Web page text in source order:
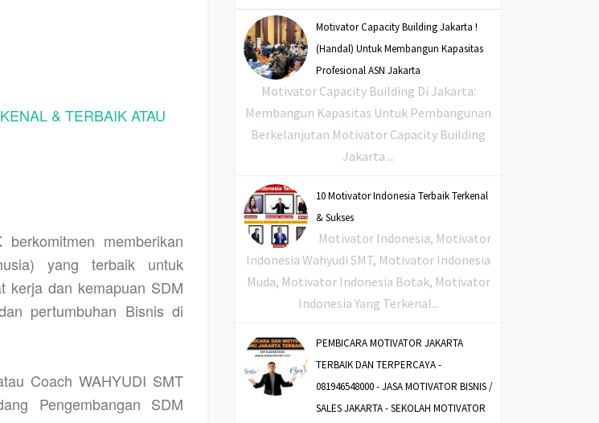
& TERBAIK ATAU
memberikan
yang terbaik untuk
kerja dan kemapuan SDM
pertumbuhan Bisnis di
Coach WAHYUDI SMT
Pengembangan SDM
Motivator Capacity Building Jakarta !
(Handal) Untuk Membangun Kapasitas
Profesional ASN Jakarta
Motivator Capacity Building Di Jakarta:
Membangun Kapasitas Untuk Pembangunan
Berkelanjutan Motivator Capacity Building
Jakarta ...
10 Motivator Indonesia Terbaik Terkenal
& Sukses
Motivator Indonesia, Motivator
Indonesia Wahyudi SMT, Motivator Indonesia
Muda, Motivator Indonesia Botak, Motivator
Indonesia Yang Terkenal...
PEMBICARA MOTIVATOR JAKARTA
TERBAIK DAN TERPERCAYA -
081946548000 - JASA MOTIVATOR BISNIS /
SALES JAKARTA - SEKOLAH MOTIVATOR